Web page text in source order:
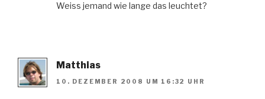
Weiss jemand wie lange das leuchtet?
Matthias
10. DEZEMBER 2008 UM 16:32 UHR